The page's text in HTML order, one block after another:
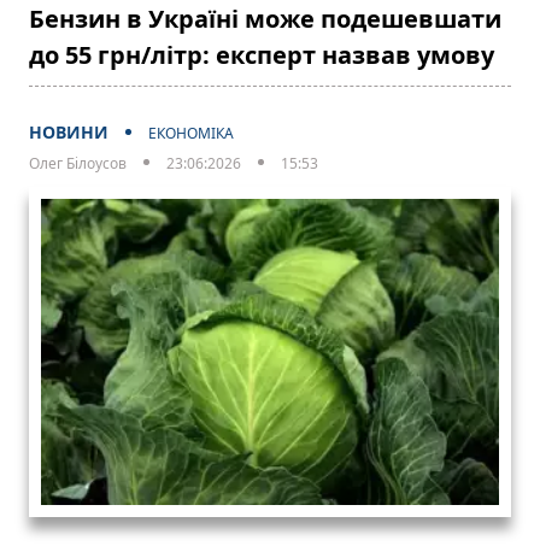
Бензин в Україні може подешевшати
до 55 грн/літр: експерт назвав умову
НОВИНИ
ЕКОНОМІКА
Олег Білоусов
23:06:2026 15:53